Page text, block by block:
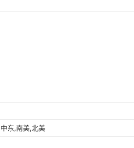
东,南美,北美